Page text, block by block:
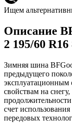
Ищем
Описание
2 195/60
Зимняя шина
предыдущего
эксплуатационным
свойствам на
счет
передовых